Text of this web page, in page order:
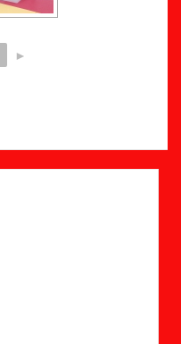
►